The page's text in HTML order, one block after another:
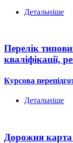
Детальніше
Перелік
кваліфікації,
Курсова
Детальніше
Дорожня карта